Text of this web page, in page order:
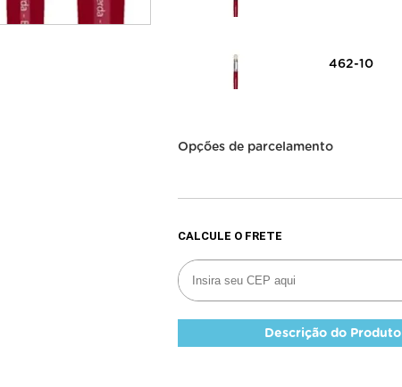
462-10
Opções de parcelamento
Descrição do Produto